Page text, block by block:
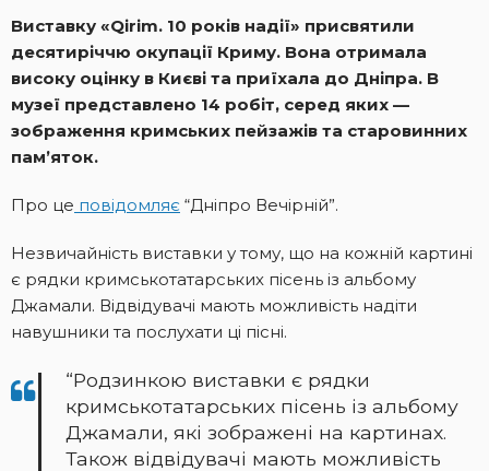
Виставку «Qirim. 10 років надії» присвятили
десятиріччю окупації Криму. Вона отримала
високу оцінку в Києві та приїхала до Дніпра. В
музеї представлено 14 робіт, серед яких —
зображення кримських пейзажів та старовинних
пам’яток.
Про це повідомляє “Дніпро Вечірній”.
Незвичайність виставки у тому, що на кожній картині
є рядки кримськотатарських пісень із альбому
Джамали. Відвідувачі мають можливість надіти
навушники та послухати ці пісні.
“Родзинкою виставки є рядки
кримськотатарських пісень із альбому
Джамали, які зображені на картинах.
Також відвідувачі мають можливість